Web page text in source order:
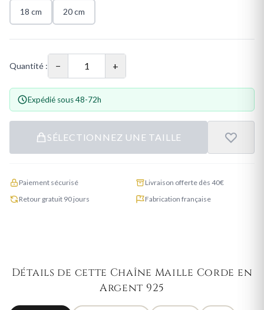
18 cm 20 cm
Quantité : − +
Expédié sous 48-72h
SÉLECTIONNEZ UNE TAILLE
Paiement sécurisé
Livraison offerte dès 40€
Retour gratuit 90 jours
Fabrication française
Détails de cette Chaîne Maille Corde en
Argent 925